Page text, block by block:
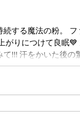
続する魔法の粉。
がりにつけて良眠💙
!!! 汗をかいた後の
パウダー（プレス